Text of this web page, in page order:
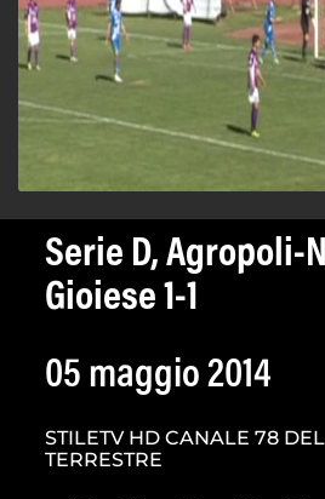
Serie D, Agropoli-
Gioiese 1-1
05 maggio 2014
STILETV HD CANALE 78
TERRESTRE